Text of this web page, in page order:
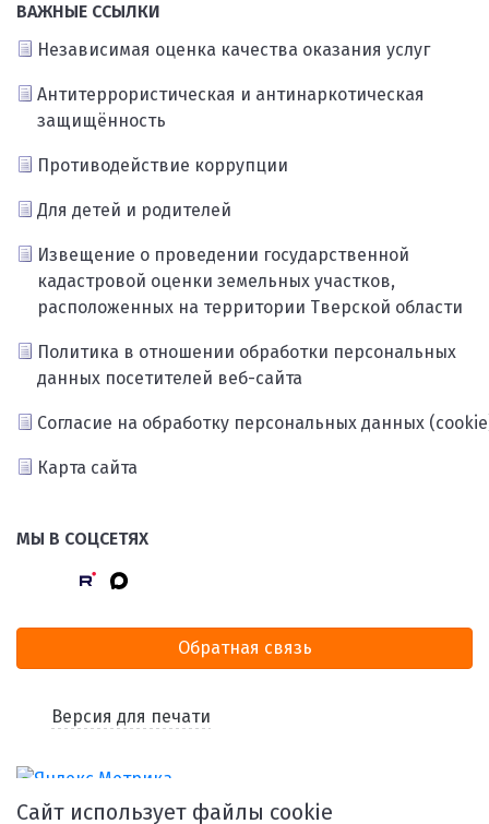
ВАЖНЫЕ ССЫЛКИ
Независимая оценка качества оказания услуг
Антитеррористическая и антинаркотическая
защищённость
Противодействие коррупции
Для детей и родителей
Извещение о проведении государственной
кадастровой оценки земельных участков,
расположенных на территории Тверской области
Политика в отношении обработки персональных
данных посетителей веб-сайта
Согласие на обработку персональных данных
Карта сайта
МЫ В СОЦСЕТЯХ
Обратная связь
Версия для печати
Сайт использует файлы cookie